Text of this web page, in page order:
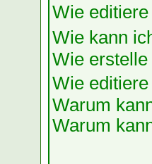
Wie
Wie kann
Wie
Wie
Warum
Warum